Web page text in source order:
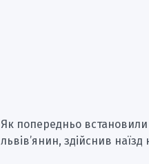
Як попередньо встановили
львів’янин, здійснив